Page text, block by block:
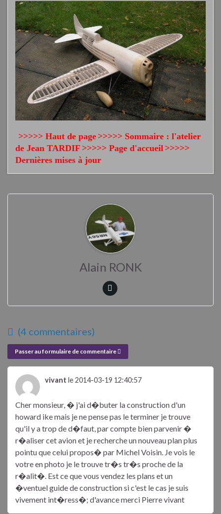
>>>>> Haut de page >>>>> Sommaire : l'atelier
de Jean TARDIF >>>>> Page d'accueil >>>>>
Dernières mises à jour
Alain RONK
(4 commentaires)
Passer au formulaire de commentaire
vivant le 2014-03-19 12:40:57
Cher monsieur, � j'ai d�buter la construction d'un
howard ike mais je ne pense pas le terminer je trouve
qu'il y a trop de d�faut, par compte bien parvenir �
r�aliser cet avion et je recherche un nouveau plan plus
pointu que celui propos� par Michel Voisin. Je vois le
votre en photo je le trouve tr�s tr�s proche de la
r�alit�. Est ce que vous vendez les plans et un
�ventuel guide de construction si c'est le cas je suis
vivement int�ress�; d'avance merci Pierre vivant